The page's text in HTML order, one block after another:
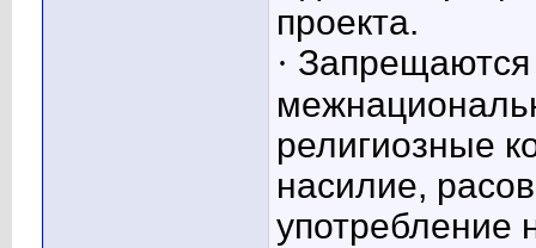
проекта.
·
религиозные
насилие,
употребление